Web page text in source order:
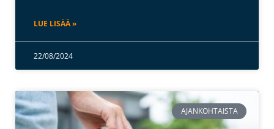
LUE LISÄÄ »
22/08/2024
AJANKOHTAISTA